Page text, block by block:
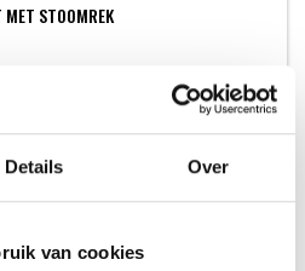
Details Over
van cookies
MET STOOMREK